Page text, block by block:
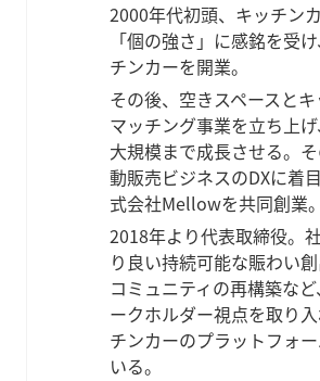
2000年代初頭、キッチン
「個の強さ」に感銘を受
チンカーを開業。
その後、空きスペースと
マッチング事業を立ち上
大規模まで成長させる。
動販売ビジネスのDXに着
式会社Mellowを共同創業。
2018年より代表取締役。
り良い持続可能な賑わい
コミュニティの再構築な
ークホルダー視点を取り
チンカーのプラットフォ
いる。